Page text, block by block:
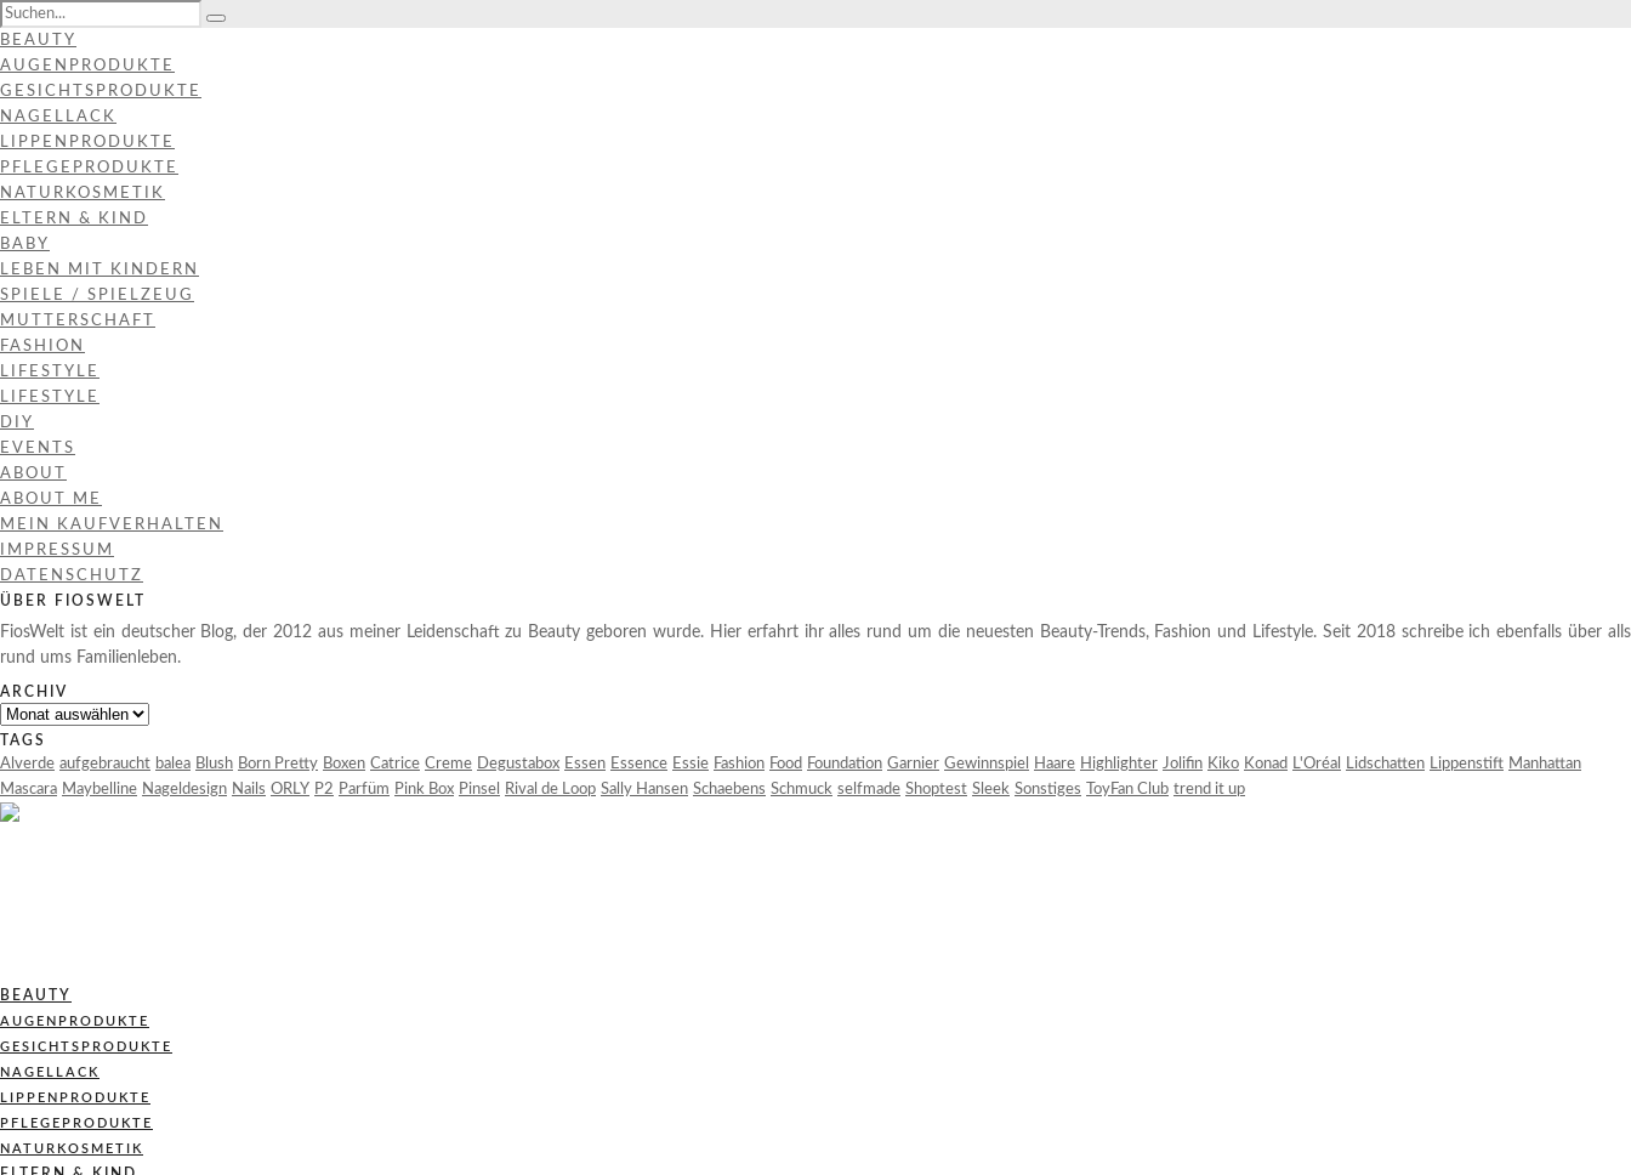
BEAUTY
AUGENPRODUKTE
GESICHTSPRODUKTE
NAGELLACK
LIPPENPRODUKTE
PFLEGEPRODUKTE
NATURKOSMETIK
ELTERN & KIND
BABY
LEBEN MIT KINDERN
SPIELE / SPIELZEUG
MUTTERSCHAFT
FASHION
LIFESTYLE
LIFESTYLE
DIY
EVENTS
ABOUT
ABOUT ME
MEIN KAUFVERHALTEN
IMPRESSUM
DATENSCHUTZ
ÜBER FIOSWELT
FiosWelt ist ein deutscher Blog, der 2012 aus meiner Leidenschaft zu Beauty geboren wurde. Hier erfahrt ihr alles rund um die neuesten Beauty-Trends, Fashion und Lifestyle. Seit 2018 schreibe ich ebenfalls über alls
rund ums Familienleben.
ARCHIV
Archiv
TAGS
Alverde aufgebraucht balea Blush Born Pretty Boxen Catrice Creme Degustabox Essen Essence Essie Fashion Food Foundation Garnier Gewinnspiel Haare Highlighter Jolifin Kiko Konad L'Oréal Lidschatten Lippenstift Manhattan
Mascara Maybelline Nageldesign Nails ORLY P2 Parfüm Pink Box Pinsel Rival de Loop Sally Hansen Schaebens Schmuck selfmade Shoptest Sleek Sonstiges ToyFan Club trend it up
BEAUTY
AUGENPRODUKTE
GESICHTSPRODUKTE
NAGELLACK
LIPPENPRODUKTE
PFLEGEPRODUKTE
NATURKOSMETIK